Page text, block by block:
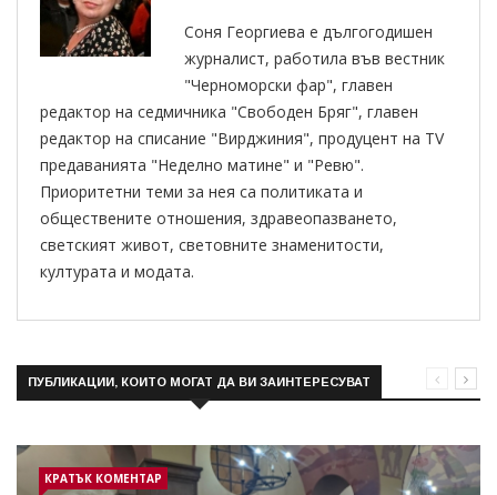
Соня Георгиева е дългогодишен
журналист, работила във вестник
"Черноморски фар", главен
редактор на седмичника "Свободен Бряг", главен
редактор на списание "Вирджиния", продуцент на TV
предаванията "Неделно матине" и "Ревю".
Приоритетни теми за нея са политиката и
обществените отношения, здравеопазването,
светският живот, световните знаменитости,
културата и модата.
ПУБЛИКАЦИИ, КОИТО МОГАТ ДА ВИ ЗАИНТЕРЕСУВАТ
КРАТЪК КОМЕНТАР